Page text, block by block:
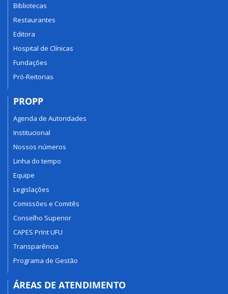
Bibliotecas
Restaurantes
Editora
Hospital de Clínicas
Fundações
Pró-Reitorias
PROPP
Agenda de Autoridades
Institucional
Nossos números
Linha do tempo
Equipe
Legislações
Comissões e Comitês
Conselho Superior
CAPES PrInt UFU
Transparência
Programa de Gestão
ÁREAS DE ATENDIMENTO